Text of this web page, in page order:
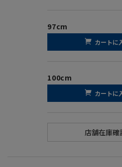
97cm
カートに
100cm
カートに